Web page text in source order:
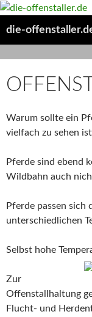
die-
Warum sollte ein
vielfach zu sehen
Pferde sind ebend
Wildbahn auch
Pferde passen sich
unterschiedlichen
Selbst hohe
Zur
Offenstallhaltung
Flucht- und